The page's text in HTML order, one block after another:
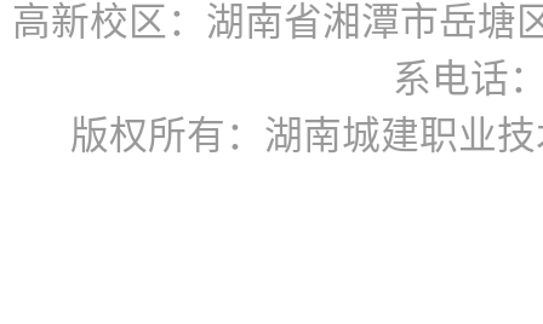
高新校区：湖南省湘潭市岳
系电话
版权所有：湖南城建职业